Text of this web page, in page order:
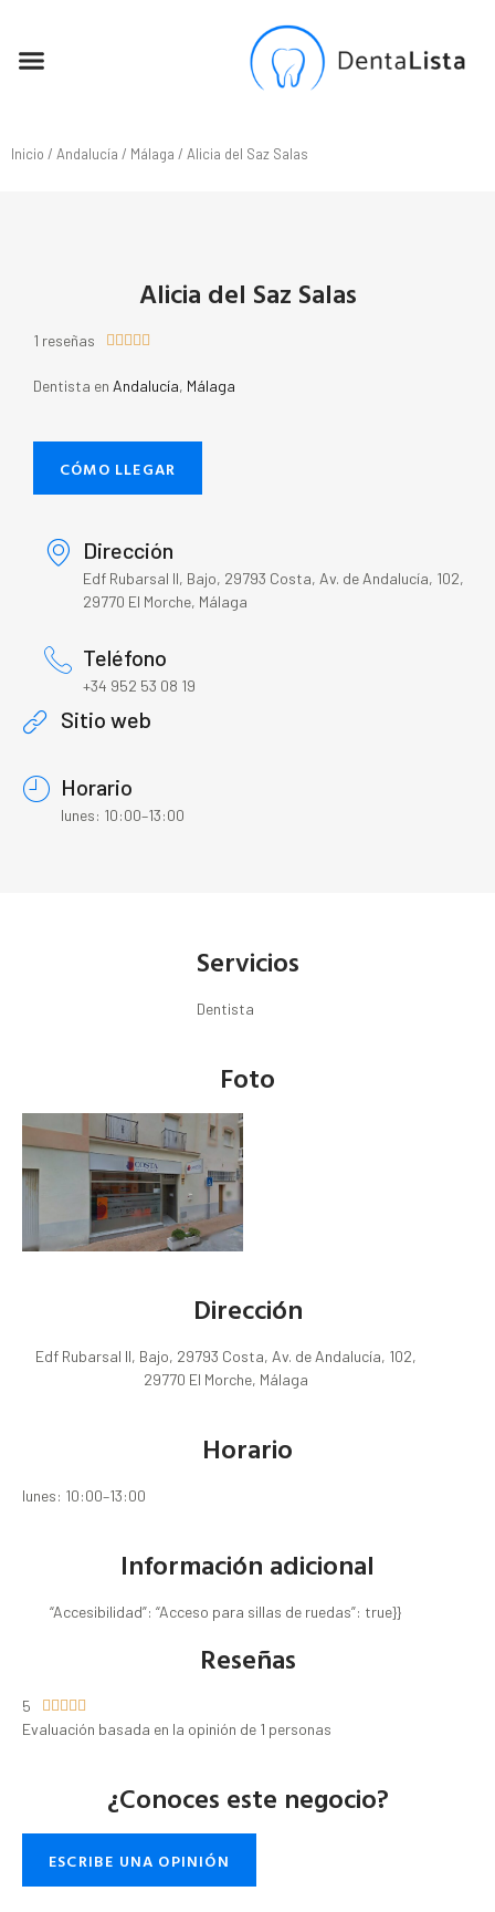
Inicio / Andalucía / Málaga / Alicia del Saz Salas
Alicia del Saz Salas
1 reseñas     
Dentista en Andalucía, Málaga
CÓMO LLEGAR
Dirección
Edf Rubarsal II, Bajo, 29793 Costa, Av. de Andalucía, 102,
29770 El Morche, Málaga
Teléfono
+34 952 53 08 19
Sitio web
Horario
lunes: 10:00–13:00
Servicios
Dentista
Foto
Dirección
Edf Rubarsal II, Bajo, 29793 Costa, Av. de Andalucía, 102,
29770 El Morche, Málaga
Horario
lunes: 10:00–13:00
Información adicional
“Accesibilidad”: “Acceso para sillas de ruedas”: true}}
Reseñas
5     
Evaluación basada en la opinión de 1 personas
¿Conoces este negocio?
ESCRIBE UNA OPINIÓN